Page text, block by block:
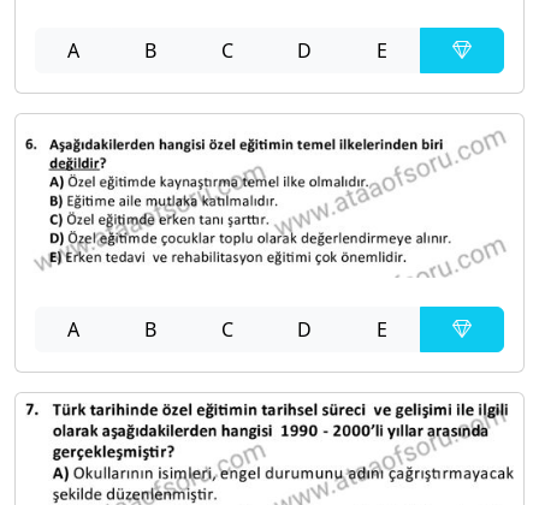
A B C D E
A B C D E